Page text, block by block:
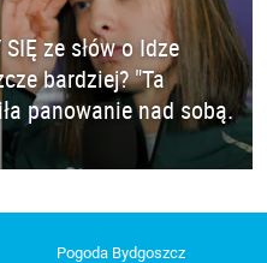
SIĘ ze słów o Idze
bardziej? "Ta
panowanie nad sobą.
Pogoda Bydgoszcz